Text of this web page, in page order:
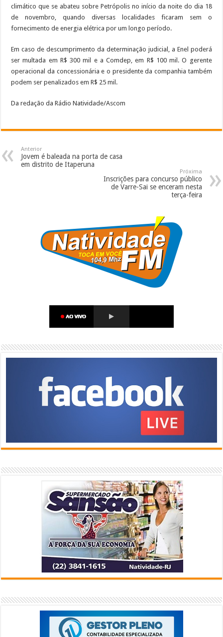
climático que se abateu sobre Petrópolis no início da noite do dia 18
de novembro, quando diversas localidades ficaram sem o
fornecimento de energia elétrica por um longo período.
Em caso de descumprimento da determinação judicial, a Enel poderá
ser multada em R$ 300 mil e a Comdep, em R$ 100 mil. O gerente
operacional da concessionária e o presidente da companhia também
podem ser penalizados em R$ 25 mil.
Da redação da Rádio Natividade/Ascom
Anterior
Jovem é baleada na porta de casa
em distrito de Itaperuna
Próxima
Inscrições para concurso público
de Varre-Sai se enceram nesta
terça-feira